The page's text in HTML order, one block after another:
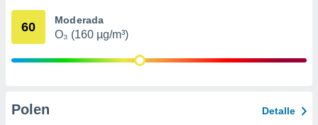
mediante
60 Moderada
O₃ (160 µg/m³)
Polen Detalle